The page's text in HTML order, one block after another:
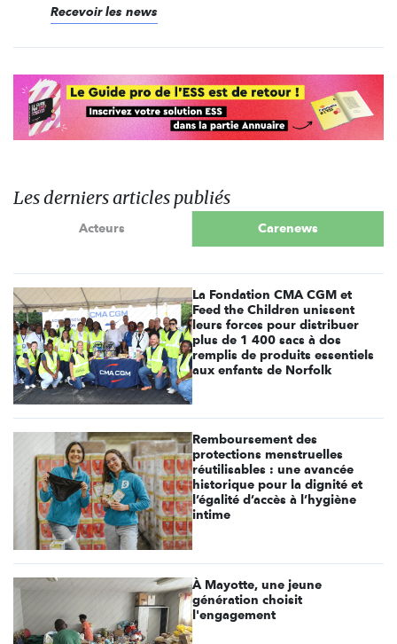
Recevoir les news
Les derniers articles publiés
Acteurs Carenews
La Fondation CMA CGM et
Feed the Children unissent
leurs forces pour distribuer
plus de 1 400 sacs à dos
remplis de produits essentiels
aux enfants de Norfolk
Remboursement des
protections menstruelles
réutilisables : une avancée
historique pour la dignité et
l’égalité d’accès à l’hygiène
intime
À Mayotte, une jeune
génération choisit
l'engagement